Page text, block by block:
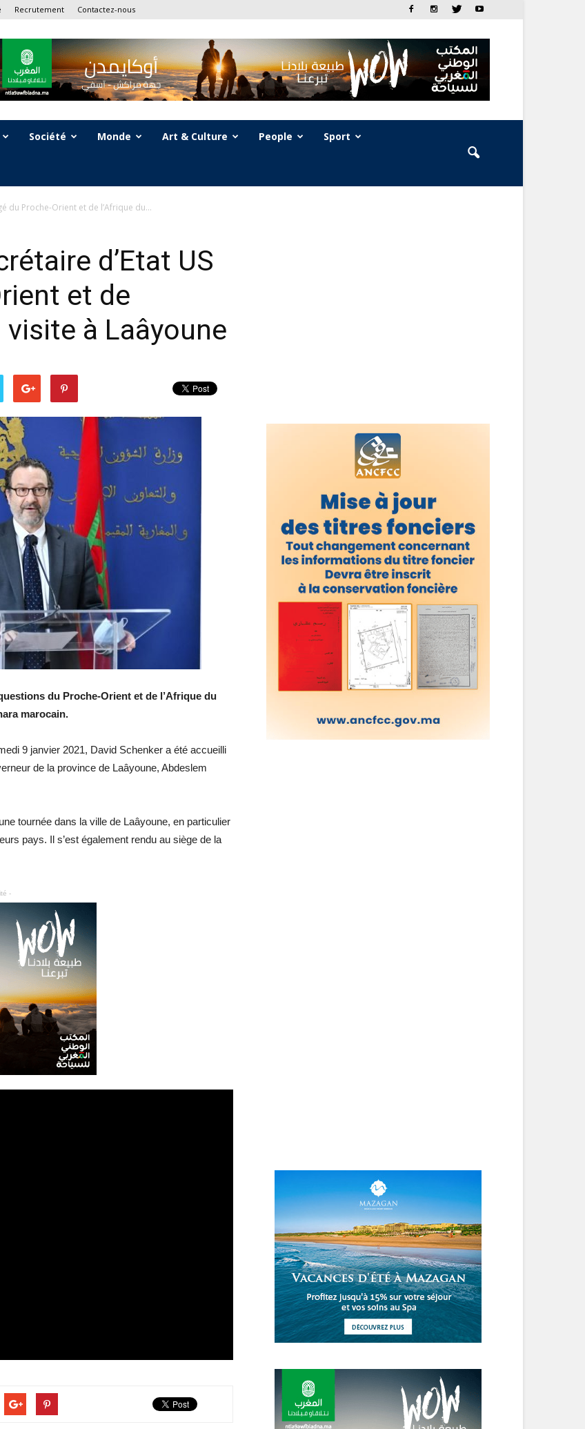
Recrutement Contactez-nous
Société Monde Art & Culture People Sport
du Proche-Orient et de l’Afrique du...
d’Etat US
et de
visite à Laâyoune
du Proche-Orient et de l’Afrique du
marocain.
9 janvier 2021, David Schenker a été accueilli
de la province de Laâyoune, Abdeslem
tournée dans la ville de Laâyoune, en particulier
pays. Il s’est également rendu au siège de la
-